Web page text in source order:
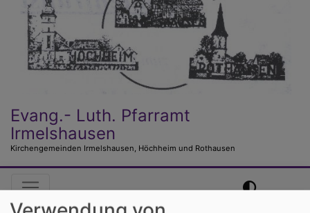
Evang.- Luth. Pfarramt
Irmelshausen
Kirchengemeinden Irmelshausen, Höchheim und Rothausen
Hauptnavigation